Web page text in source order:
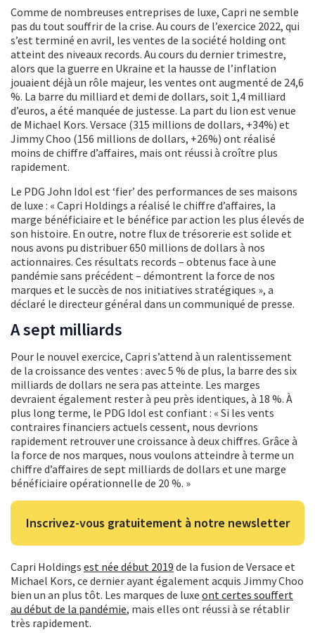
Comme de nombreuses entreprises de luxe, Capri ne semble
pas du tout souffrir de la crise. Au cours de l’exercice 2022, qui
s’est terminé en avril, les ventes de la société holding ont
atteint des niveaux records. Au cours du dernier trimestre,
alors que la guerre en Ukraine et la hausse de l’inflation
jouaient déjà un rôle majeur, les ventes ont augmenté de 24,6
%. La barre du milliard et demi de dollars, soit 1,4 milliard
d’euros, a été manquée de justesse. La part du lion est venue
de Michael Kors. Versace (315 millions de dollars, +34%) et
Jimmy Choo (156 millions de dollars, +26%) ont réalisé
moins de chiffre d’affaires, mais ont réussi à croître plus
rapidement.
Le PDG John Idol est ‘fier’ des performances de ses maisons
de luxe : « Capri Holdings a réalisé le chiffre d’affaires, la
marge bénéficiaire et le bénéfice par action les plus élevés de
son histoire. En outre, notre flux de trésorerie est solide et
nous avons pu distribuer 650 millions de dollars à nos
actionnaires. Ces résultats records – obtenus face à une
pandémie sans précédent – démontrent la force de nos
marques et le succès de nos initiatives stratégiques », a
déclaré le directeur général dans un communiqué de presse.
A sept milliards
Pour le nouvel exercice, Capri s’attend à un ralentissement
de la croissance des ventes : avec 5 % de plus, la barre des six
milliards de dollars ne sera pas atteinte. Les marges
devraient également rester à peu près identiques, à 18 %. À
plus long terme, le PDG Idol est confiant : « Si les vents
contraires financiers actuels cessent, nous devrions
rapidement retrouver une croissance à deux chiffres. Grâce à
la force de nos marques, nous voulons atteindre à terme un
chiffre d’affaires de sept milliards de dollars et une marge
bénéficiaire opérationnelle de 20 %. »
Inscrivez-vous gratuitement à notre newsletter
Capri Holdings est née début 2019 de la fusion de Versace et
Michael Kors, ce dernier ayant également acquis Jimmy Choo
bien un an plus tôt. Les marques de luxe ont certes souffert
au début de la pandémie, mais elles ont réussi à se rétablir
très rapidement.